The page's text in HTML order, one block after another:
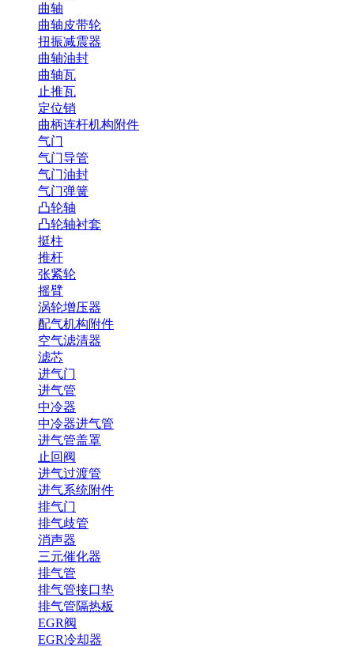
曲轴
曲轴皮带轮
扭振减震器
曲轴油封
曲轴瓦
止推瓦
定位销
曲柄连杆机构附件
气门
气门导管
气门油封
气门弹簧
凸轮轴
凸轮轴衬套
挺柱
推杆
张紧轮
摇臂
涡轮增压器
配气机构附件
空气滤清器
滤芯
进气门
进气管
中冷器
中冷器进气管
进气管盖罩
止回阀
进气过渡管
进气系统附件
排气门
排气歧管
消声器
三元催化器
排气管
排气管接口垫
排气管隔热板
EGR阀
EGR冷却器